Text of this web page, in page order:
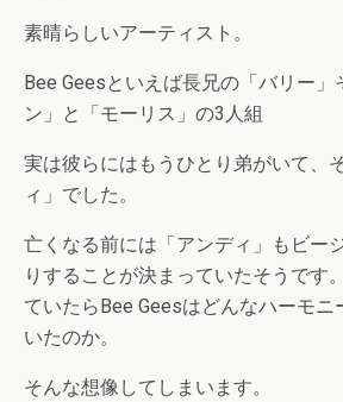
素晴らしいアーティスト。
Bee Geesといえば長兄の「バリー
ン」と「モーリス」の3人組
実は彼らにはもうひとり弟がいて、
ィ」でした。
亡くなる前には「アンディ」もビー
りすることが決まっていたそうです
ていたらBee Geesはどんなハーモニ
いたのか。
そんな想像してしまいます。